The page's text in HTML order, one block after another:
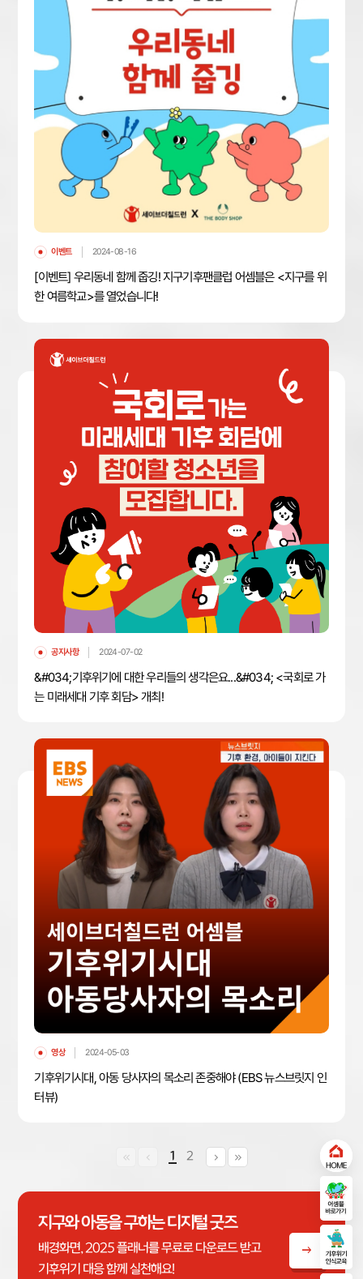
이벤트 2024-08-16
[이벤트] 우리동네 함께 줍깅! 지구기후팬클럽 어셈블은 <지구를 위
한 여름학교>를 열었습니다!
공지사항 2024-07-02
&#034;기후위기에 대한 우리들의 생각은요...&#034; <국회로 가
는 미래세대 기후 회담> 개최!
영상 2024-05-03
기후위기시대, 아동 당사자의 목소리 존중해야 (EBS 뉴스브릿지 인
터뷰)
keyboard_double_arrow_left keyboard_arrow_left 1 2 keyboard_arrow_right keyboard_double_arrow_right
지구와 아동을 구하는 디지털 굿즈
배경화면, 2025 플래너를 무료로 다운로드 받고
기후위기 대응 함께 실천해요!